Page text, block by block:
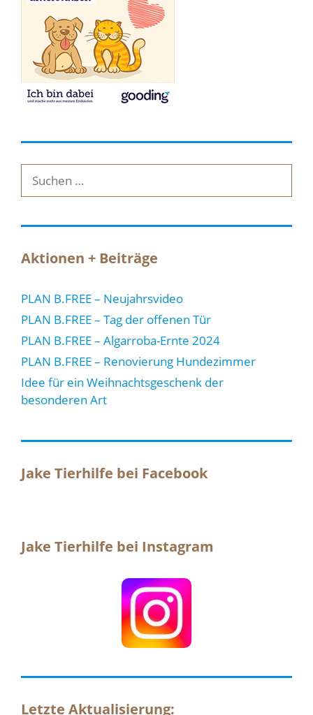
Suche
nach:
Aktionen + Beiträge
PLAN B.FREE – Neujahrsvideo
PLAN B.FREE – Tag der offenen Tür
PLAN B.FREE – Algarroba-Ernte 2024
PLAN B.FREE – Renovierung Hundezimmer
Idee für ein Weihnachtsgeschenk der
besonderen Art
Jake Tierhilfe bei Facebook
Jake Tierhilfe bei Instagram
Letzte Aktualisierung: